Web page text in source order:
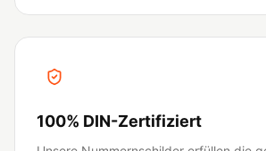
100% DIN-Zertifiziert